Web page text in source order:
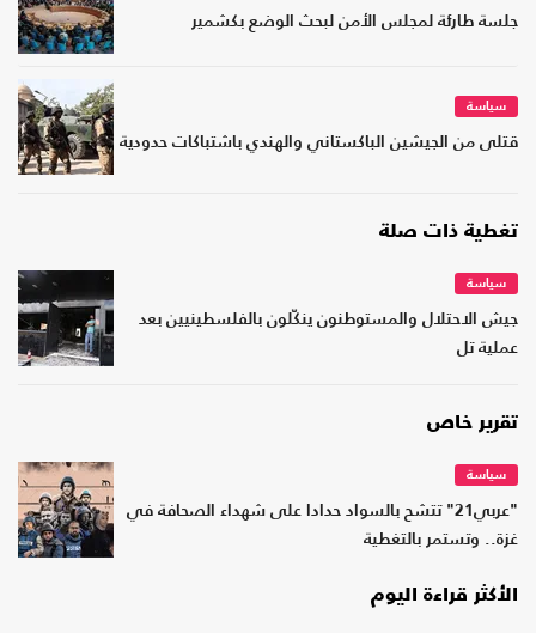
جلسة طارئة لمجلس الأمن لبحث الوضع بكشمير
سياسة
قتلى من الجيشين الباكستاني والهندي باشتباكات حدودية
تغطية ذات صلة
سياسة
جيش الاحتلال والمستوطنون ينكّلون بالفلسطينيين بعد
عملية تل
تقرير خاص
سياسة
"عربي21" تتشح بالسواد حدادا على شهداء الصحافة في
غزة.. وتستمر بالتغطية
الأكثر قراءة اليوم